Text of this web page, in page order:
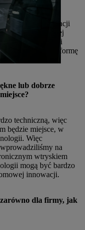
tylko do prezentacji
bogatej i szerokiej
radości
chcemy dać platformę
lub dobrze
techniczną, więc
będzie miejsce, w
Więc
na
wtryskiem
mogą być bardzo
innowacji.
dla firmy, jak